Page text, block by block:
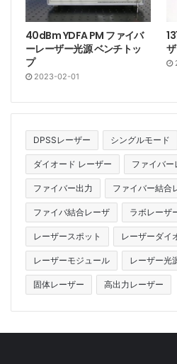
40dBm YDFA PM ファイバ
ーレーザー光源 ベンチトッ
プ
2023-02-01
DPSSレーザー シングルモード
ダイオード レーザー ファイバー
ファイバー出力 ファイバー結合
ファイバ結合レーザ ラボレーザ
レーザースポット レーザーダイ
レーザーモジュール レーザー光
固体レーザー 高出力レーザー